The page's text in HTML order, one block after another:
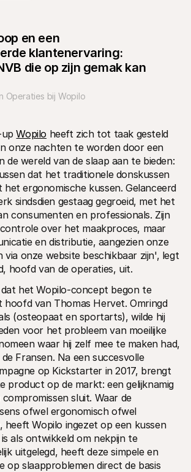
met kant-en-klare pakketten
developer community
ons verhaal en
over Mollie
Ontdek de
Mollie
op je bankafschrift?
met Customer Support
bedrijf kunnen helpen
en een
klantenervaring:
die op zijn gemak kan
Operaties bij Wopilo
up Wopilo heeft zich tot taak gesteld
onze nachten te worden door een
de wereld van de slaap aan te bieden:
dat het traditionele donskussen
het ergonomische kussen. Gelanceerd
sindsdien gestaag gegroeid, met het
consumenten en professionals. Zijn
over het maakproces, maar
en distributie, aangezien onze
via onze website beschikbaar zijn', legt
hoofd van de operaties, uit.
het Wopilo-concept begon te
hoofd van Thomas Hervet. Omringd
(osteopaat en sportarts), wilde hij
voor het probleem van moeilijke
waar hij zelf mee te maken had,
Fransen. Na een succesvolle
op Kickstarter in 2017, brengt
product op de markt: een gelijknamig
sluit. Waar de
ofwel ergonomisch ofwel
heeft Wopilo ingezet op een kussen
als ontwikkeld om nekpijn te
uitgelegd, heeft deze simpele en
op slaapproblemen direct de basis